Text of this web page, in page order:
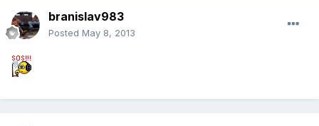
branislav983
Posted May 8, 2013